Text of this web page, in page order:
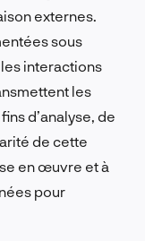
externes.
sous
interactions
les
d’analyse, de
de cette
en œuvre et à
pour